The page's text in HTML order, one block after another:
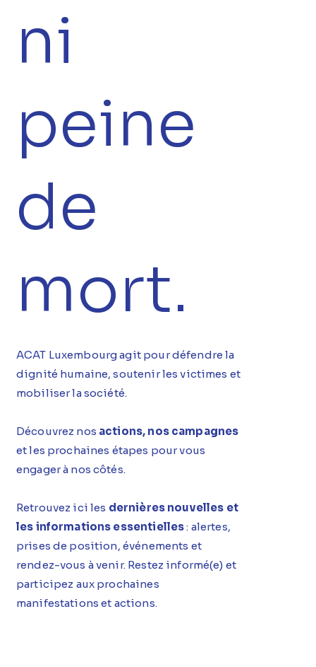
ni
peine
de
mort.
ACAT Luxembourg agit pour défendre la
dignité humaine, soutenir les victimes et
mobiliser la société.
Découvrez nos actions, nos campagnes
et les prochaines étapes pour vous
engager à nos côtés.
Retrouvez ici les dernières nouvelles et
les informations essentielles: alertes,
prises de position, événements et
rendez-vous à venir. Restez informé(e) et
participez aux prochaines
manifestations et actions.